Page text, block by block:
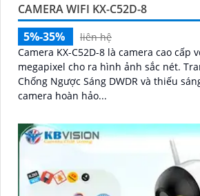
CAMERA WIFI KX-C52D-8
5%-35%
liên hệ
Camera KX-C52D-8 là camera cao cấp
megapixel cho ra hình ảnh sắc nét. Trang bị công nghệ
Chống Ngược Sáng DWDR và thiếu
camera hoàn hảo...